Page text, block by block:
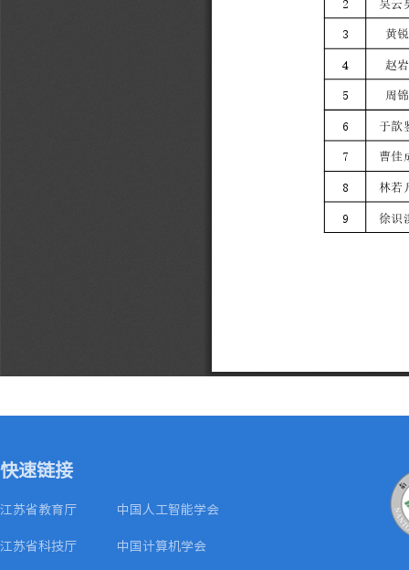
快速链接
江苏省教育厅
中国人工智能学会
江苏省科技厅
中国计算机学会